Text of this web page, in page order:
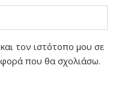
τον ιστότοπο μου σε
που θα σχολιάσω.